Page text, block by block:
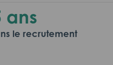
ans
le recrutement